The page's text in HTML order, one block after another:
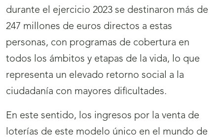
abrirá
nueva
ventana)
durante el ejercicio 2023 se destinaron más de
247 millones de euros directos a estas
personas, con programas de cobertura en
todos los ámbitos y etapas de la vida, lo que
representa un elevado retorno social a la
ciudadanía con mayores dificultades.
En este sentido, los ingresos por la venta de
loterías de este modelo único en el mundo de